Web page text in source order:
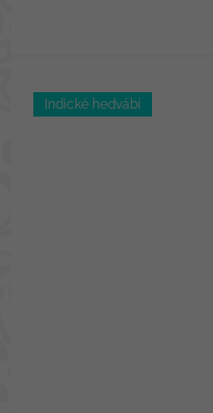
Indické hedvábí